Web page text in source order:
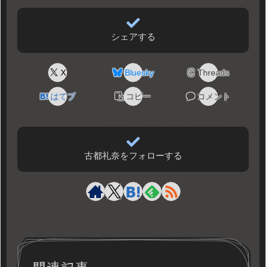
シェアする
X Bluesky Threads
はてブ コピー コメント
古都礼奈をフォローする